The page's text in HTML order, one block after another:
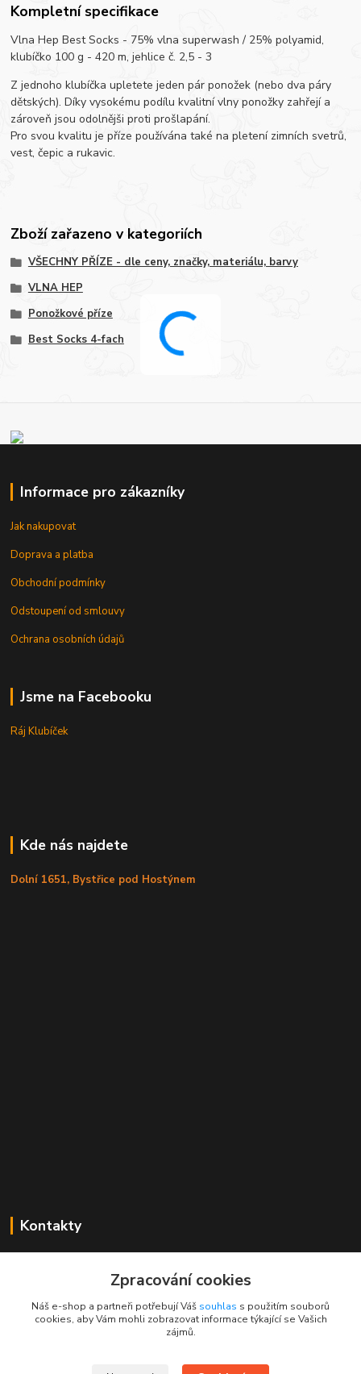
Kompletní specifikace
Vlna Hep Best Socks - 75% vlna superwash / 25% polyamid,
klubíčko 100 g - 420 m, jehlice č. 2,5 - 3
Z jednoho klubíčka upletete jeden pár ponožek (nebo dva páry
dětských). Díky vysokému podílu kvalitní vlny ponožky zahřejí a
zároveň jsou odolnějši proti prošlapání.
Pro svou kvalitu je příze používána také na pletení zimních svetrů,
vest, čepic a rukavic.
Zboží zařazeno v kategoriích
VŠECHNY PŘÍZE - dle ceny, značky, materiálu, barvy
VLNA HEP
Ponožkové příze
Best Socks 4-fach
Informace pro zákazníky
Jak nakupovat
Doprava a platba
Obchodní podmínky
Odstoupení od smlouvy
Ochrana osobních údajů
Jsme na Facebooku
Ráj Klubíček
Kde nás najdete
Dolní 1651, Bystřice pod Hostýnem
Kontakty
+420 725 613 837
info@rajklubicek.cz
Zpracování cookies
Náš e-shop a partneři potřebují Váš souhlas s použitím souborů
cookies, aby Vám mohli zobrazovat informace týkající se Vašich
zájmů.